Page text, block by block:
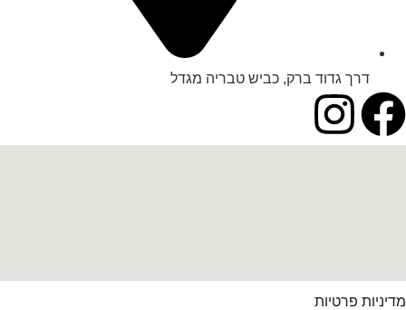
דרך גדוד ברק, כביש טבריה מגדל
מדיניות פרטיות